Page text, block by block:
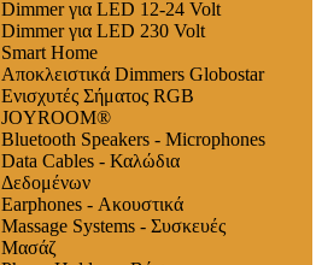
Dimmer για LED 12-24 Volt
Dimmer για LED 230 Volt
Smart Home
Αποκλειστικά Dimmers Globostar
Ενισχυτές Σήματος RGB
JOYROOM®
Bluetooth Speakers - Microphones
Data Cables - Καλώδια
Δεδομένων
Earphones - Ακουστικά
Massage Systems - Συσκευές
Μασάζ